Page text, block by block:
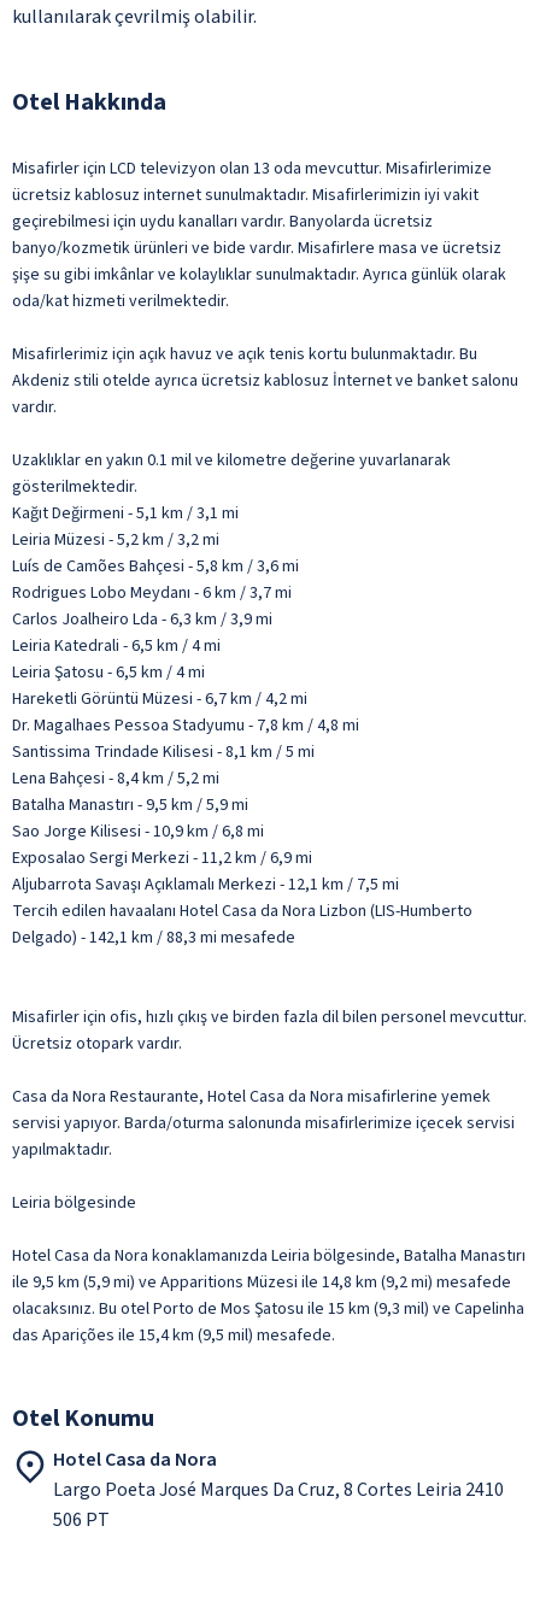
kullanılarak çevrilmiş olabilir.
Otel Hakkında
Misafirler için LCD televizyon olan 13 oda mevcuttur. Misafirlerimize
ücretsiz kablosuz internet sunulmaktadır. Misafirlerimizin iyi vakit
geçirebilmesi için uydu kanalları vardır. Banyolarda ücretsiz
banyo/kozmetik ürünleri ve bide vardır. Misafirlere masa ve ücretsiz
şişe su gibi imkânlar ve kolaylıklar sunulmaktadır. Ayrıca günlük olarak
oda/kat hizmeti verilmektedir.
Misafirlerimiz için açık havuz ve açık tenis kortu bulunmaktadır. Bu
Akdeniz stili otelde ayrıca ücretsiz kablosuz İnternet ve banket salonu
vardır.
Uzaklıklar en yakın 0.1 mil ve kilometre değerine yuvarlanarak
gösterilmektedir.
Kağıt Değirmeni - 5,1 km / 3,1 mi
Leiria Müzesi - 5,2 km / 3,2 mi
Luís de Camões Bahçesi - 5,8 km / 3,6 mi
Rodrigues Lobo Meydanı - 6 km / 3,7 mi
Carlos Joalheiro Lda - 6,3 km / 3,9 mi
Leiria Katedrali - 6,5 km / 4 mi
Leiria Şatosu - 6,5 km / 4 mi
Hareketli Görüntü Müzesi - 6,7 km / 4,2 mi
Dr. Magalhaes Pessoa Stadyumu - 7,8 km / 4,8 mi
Santissima Trindade Kilisesi - 8,1 km / 5 mi
Lena Bahçesi - 8,4 km / 5,2 mi
Batalha Manastırı - 9,5 km / 5,9 mi
Sao Jorge Kilisesi - 10,9 km / 6,8 mi
Exposalao Sergi Merkezi - 11,2 km / 6,9 mi
Aljubarrota Savaşı Açıklamalı Merkezi - 12,1 km / 7,5 mi
Tercih edilen havaalanı Hotel Casa da Nora Lizbon (LIS-Humberto
Delgado) - 142,1 km / 88,3 mi mesafede
Misafirler için ofis, hızlı çıkış ve birden fazla dil bilen personel mevcuttur.
Ücretsiz otopark vardır.
Casa da Nora Restaurante, Hotel Casa da Nora misafirlerine yemek
servisi yapıyor. Barda/oturma salonunda misafirlerimize içecek servisi
yapılmaktadır.
Leiria bölgesinde
Hotel Casa da Nora konaklamanızda Leiria bölgesinde, Batalha Manastırı
ile 9,5 km (5,9 mi) ve Apparitions Müzesi ile 14,8 km (9,2 mi) mesafede
olacaksınız. Bu otel Porto de Mos Şatosu ile 15 km (9,3 mil) ve Capelinha
das Aparições ile 15,4 km (9,5 mil) mesafede.
Otel Konumu
Hotel Casa da Nora
Largo Poeta José Marques Da Cruz, 8 Cortes Leiria 2410
506 PT